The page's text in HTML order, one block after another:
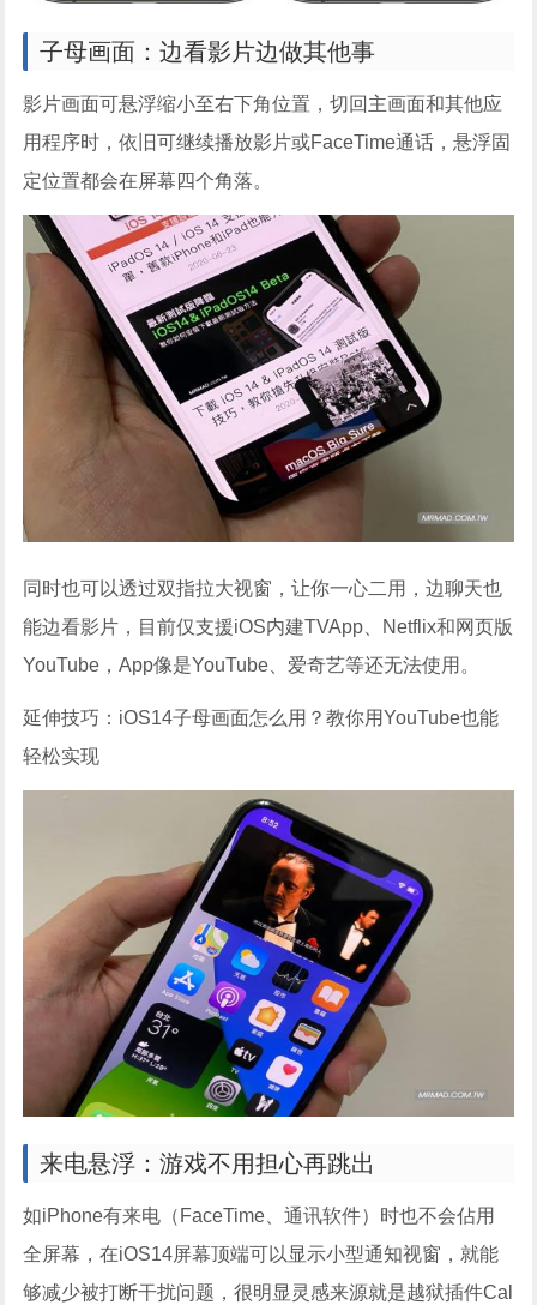
子母画面：边看影片边做其他事
影片画面可悬浮缩小至右下角位置，切回主画面和其他应
用程序时，依旧可继续播放影片或FaceTime通话，悬浮固
定位置都会在屏幕四个角落。
同时也可以透过双指拉大视窗，让你一心二用，边聊天也
能边看影片，目前仅支援iOS内建TVApp、Netflix和网页版
YouTube，App像是YouTube、爱奇艺等还无法使用。
延伸技巧：iOS14子母画面怎么用？教你用YouTube也能
轻松实现
来电悬浮：游戏不用担心再跳出
如iPhone有来电（FaceTime、通讯软件）时也不会佔用
全屏幕，在iOS14屏幕顶端可以显示小型通知视窗，就能
够减少被打断干扰问题，很明显灵感来源就是越狱插件Cal